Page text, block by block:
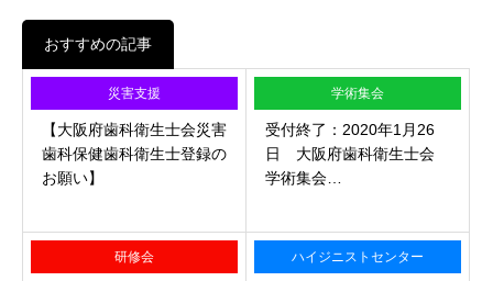
おすすめの記事
災害支援
【大阪府歯科衛生士会災害
歯科保健歯科衛生士登録の
お願い】
学術集会
受付終了：2020年1月26
日 大阪府歯科衛生士会
学術集会…
研修会 ハイジニストセンター